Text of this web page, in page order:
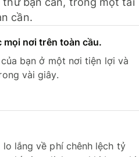
cần.
mọi nơi trên toàn cầu.
bạn ở một nơi tiện lợi và
vài giây.
lắng về phí chênh lệch tỷ